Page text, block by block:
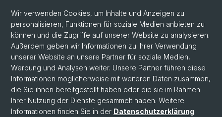
Personensuche
PhD Programm
Dokumente & Links
News & Events
© Universität Basel
Wir verwenden Cookies, um Inhalte und Anzeigen zu
personalisieren, Funktionen für soziale Medien anbieten zu
können und die Zugriffe auf unserer Website zu analysieren.
Außerdem geben wir Informationen zu Ihrer Verwendung
unserer Website an unsere Partner für soziale Medien,
Werbung und Analysen weiter. Unsere Partner führen diese
Informationen möglicherweise mit weiteren Daten zusammen,
die Sie ihnen bereitgestellt haben oder die sie im Rahmen
Ihrer Nutzung der Dienste gesammelt haben. Weitere
Informationen finden Sie in der Datenschutzerklärung.